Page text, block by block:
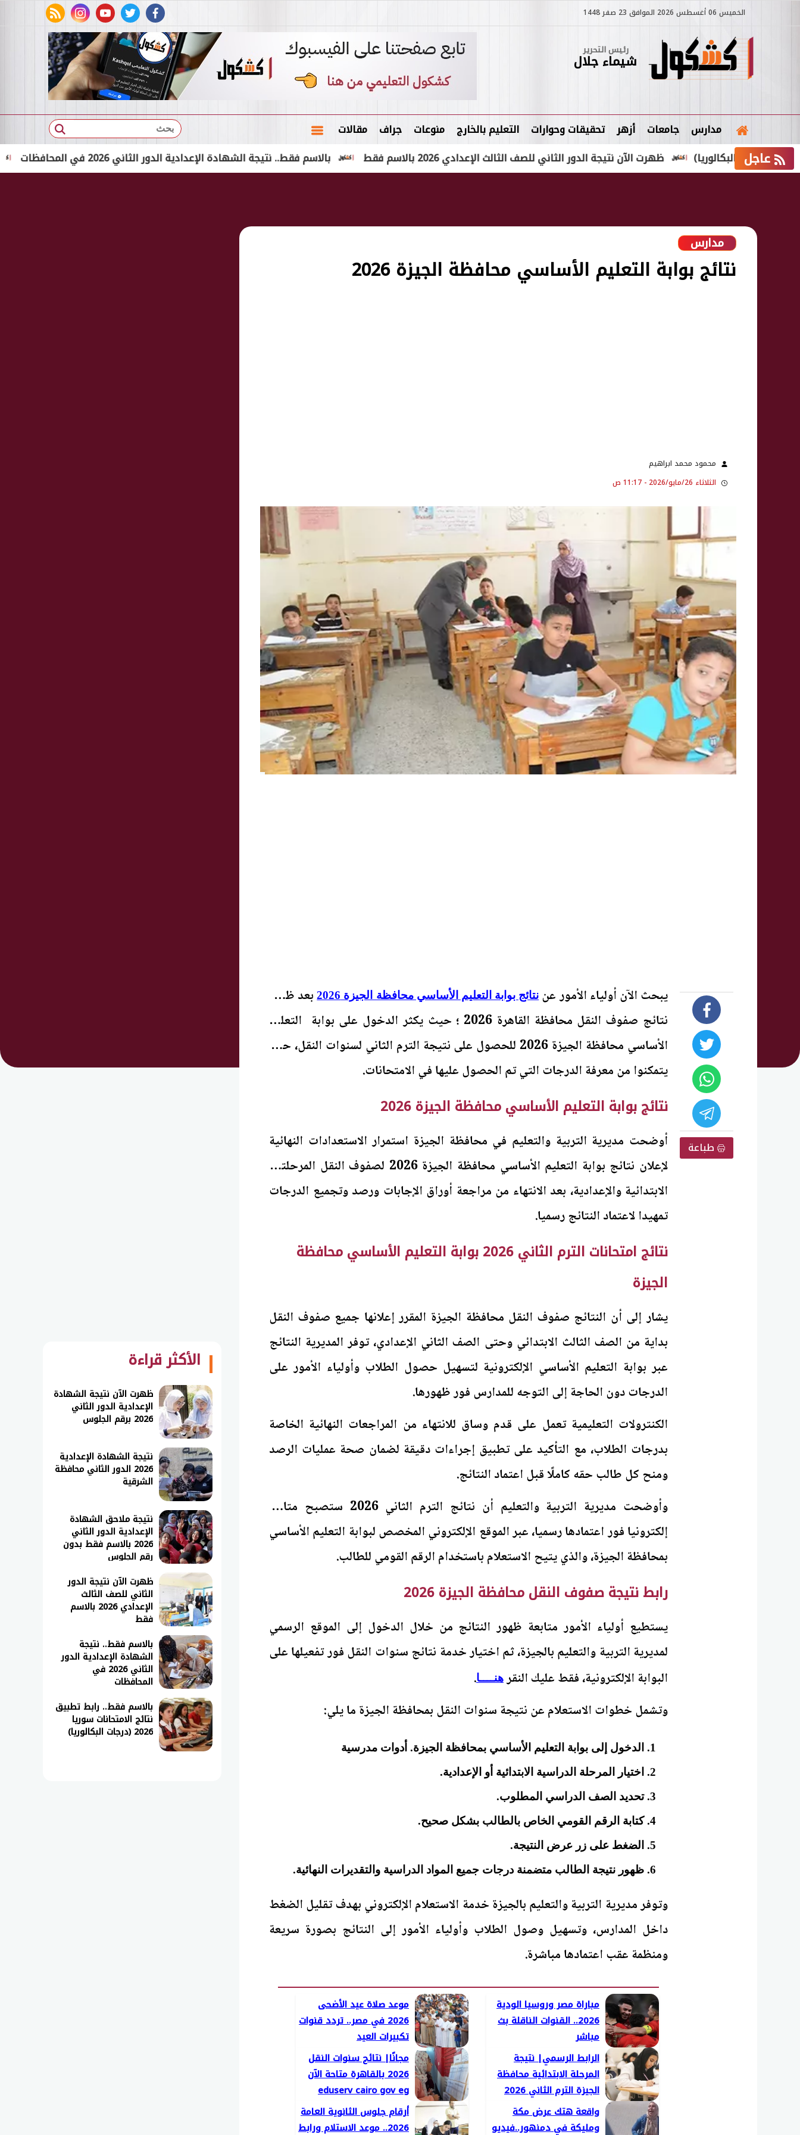
الخميس 06 أغسطس 2026 الموافق 23 صفر 1448
facebook
twitter
youtube
instagram
rss feed
رئيس التحرير
شيماء جلال
مدارس جامعات أزهر تحقيقات وحوارات التعليم بالخارج منوعات جراف مقالات بحث
عاجل ظهرت بالاسم فقط.. نتيجة الشهادة الإعدادية الدور الثاني 2026 في المحافظات ظهرت الآن نتيجة الدور الثاني للصف الثالث الإعدادي 2026 بالاسم فقط
مدارس
نتائج بوابة التعليم الأساسي محافظة الجيزة 2026
محمود محمد ابراهيم
الثلاثاء 26/مايو/2026 - 11:17 ص
طباعة
يبحث الآن أولياء الأمور عننتائج بوابة التعليم الأساسي محافظة الجيزة 2026
بعد ظهور
نتائج صفوف النقل محافظة القاهرة 2026 ؛ حيث يكثر الدخول على بوابة التعليم
الأساسي محافظة الجيزة 2026 للحصول على نتيجة الترم الثاني لسنوات النقل، حتى
يتمكنوا من معرفة الدرجات التي تم الحصول عليها في الامتحانات.
نتائج بوابة التعليم الأساسي محافظة الجيزة 2026
أوضحت مديرية التربية والتعليم في محافظة الجيزة استمرار الاستعدادات النهائية
لإعلان نتائج بوابة التعليم الأساسي محافظة الجيزة 2026 لصفوف النقل المرحلتين
الابتدائية والإعدادية، بعد الانتهاء من مراجعة أوراق الإجابات ورصد وتجميع الدرجات
تمهيدا لاعتماد النتائج رسميا.
نتائج امتحانات الترم الثاني 2026 بوابة التعليم الأساسي محافظة
الجيزة
يشار إلى أن النتائج صفوف النقل محافظة الجيزة المقرر إعلانها جميع صفوف النقل
بداية من الصف الثالث الابتدائي وحتى الصف الثاني الإعدادي، توفر المديرية النتائج
عبر بوابة التعليم الأساسي الإلكترونية لتسهيل حصول الطلاب وأولياء الأمور على
الدرجات دون الحاجة إلى التوجه للمدارس فور ظهورها.
الكنترولات التعليمية تعمل على قدم وساق للانتهاء من المراجعات النهائية الخاصة
بدرجات الطلاب، مع التأكيد على تطبيق إجراءات دقيقة لضمان صحة عمليات الرصد
ومنح كل طالب حقه كاملًا قبل اعتماد النتائج.
وأوضحت مديرية التربية والتعليم أن نتائج الترم الثاني 2026 ستصبح متاحة
إلكترونيا فور اعتمادها رسميا، عبر الموقع الإلكتروني المخصص لبوابة التعليم الأساسي
بمحافظة الجيزة، والذي يتيح الاستعلام باستخدام الرقم القومي للطالب.
رابط نتيجة صفوف النقل محافظة الجيزة 2026
يستطيع أولياء الأمور متابعة ظهور النتائج من خلال الدخول إلى الموقع الرسمي
لمديرية التربية والتعليم بالجيزة، ثم اختيار خدمة نتائج سنوات النقل فور تفعيلها على
البوابة الإلكترونية، فقط عليك النقرهنــــا.
وتشمل خطوات الاستعلام عن نتيجة سنوات النقل بمحافظة الجيزة ما يلي:
الدخول إلى بوابة التعليم الأساسي بمحافظة الجيزة. أدوات مدرسية
اختيار المرحلة الدراسية الابتدائية أو الإعدادية.
تحديد الصف الدراسي المطلوب.
كتابة الرقم القومي الخاص بالطالب بشكل صحيح.
الضغط على زر عرض النتيجة.
ظهور نتيجة الطالب متضمنة درجات جميع المواد الدراسية والتقديرات النهائية.
وتوفر مديرية التربية والتعليم بالجيزة خدمة الاستعلام الإلكتروني بهدف تقليل الضغط
داخل المدارس، وتسهيل وصول الطلاب وأولياء الأمور إلى النتائج بصورة سريعة
ومنظمة عقب اعتمادها مباشرة.
مباراة مصر وروسيا الودية
2026.. القنوات الناقلة بث
مباشر
موعد صلاة عيد الأضحى
2026 في مصر.. تردد قنوات
تكبيرات العيد
الرابط الرسمي| نتيجة
المرحلة الابتدائية محافظة
الجيزة الترم الثاني 2026
مجانًا| نتائج سنوات النقل
2026 بالقاهرة متاحة الآن
eduserv cairo gov eg
واقعة هتك عرض مكة
ومليكة في دمنهور..فيديو
أرقام جلوس الثانوية العامة
2026.. موعد الاستلام ورابط
الأكثر قراءة
ظهرت الآن نتيجة الشهادة
الإعدادية الدور الثاني
2026 برقم الجلوس
نتيجة الشهادة الإعدادية
2026 الدور الثاني محافظة
الشرقية
نتيجة ملاحق الشهادة
الإعدادية الدور الثاني
2026 بالاسم فقط بدون
رقم الجلوس
ظهرت الآن نتيجة الدور
الثاني للصف الثالث
الإعدادي 2026 بالاسم
فقط
بالاسم فقط.. نتيجة
الشهادة الإعدادية الدور
الثاني 2026 في
المحافظات
بالاسم فقط.. رابط تطبيق
نتائج الامتحانات سوريا
2026 (درجات البكالوريا)